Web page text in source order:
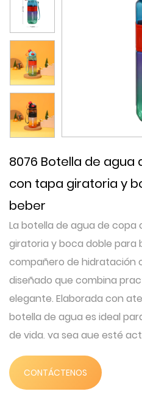
8076 Botella de
con tapa giratoria y
beber
La botella de agua de
giratoria y boca doble para
compañero de hidratación
diseñado que combina
elegante. Elaborada con
botella de agua es ideal
de vida, ya sea que esté
oficina o simplemente en
se muestra una descripción
producto, que muestra sus
CONTÁCTENOS